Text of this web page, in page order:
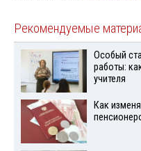
Рекомендуемые
Особый
работы:
учителя
Как